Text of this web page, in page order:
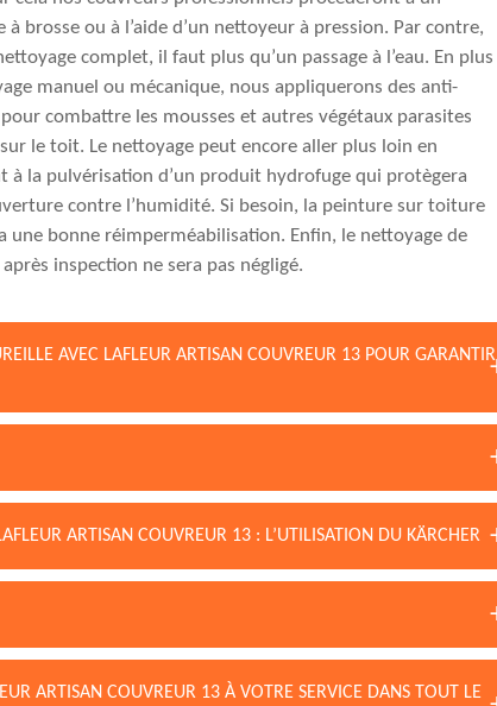
à brosse ou à l’aide d’un nettoyeur à pression. Par contre,
complet, il faut plus qu’un passage à l’eau. En plus
manuel ou mécanique, nous appliquerons des anti-
combattre les mousses et autres végétaux parasites
le toit. Le nettoyage peut encore aller plus loin en
à la pulvérisation d’un produit hydrofuge qui protègera
contre l’humidité. Si besoin, la peinture sur toiture
une bonne réimperméabilisation. Enfin, le nettoyage de
inspection ne sera pas négligé.
AVEC LAFLEUR ARTISAN COUVREUR 13 POUR GARANTIR
ARTISAN COUVREUR 13 : L’UTILISATION DU KÄRCHER
ARTISAN COUVREUR 13 À VOTRE SERVICE DANS TOUT LE